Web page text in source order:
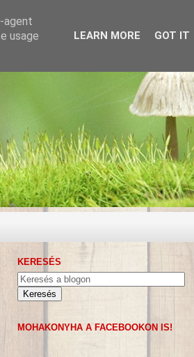
KERESÉS
MOHAKONYHA A FACEBOOKON IS!
agent
usage
LEARN MORE GOT IT